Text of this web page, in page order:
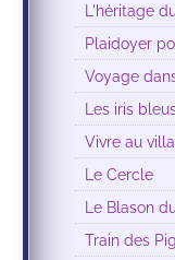
L'héritage
Plaidoyer
Voyage
Les iris
Vivre au
Le Cercle
Le Blason
Train des